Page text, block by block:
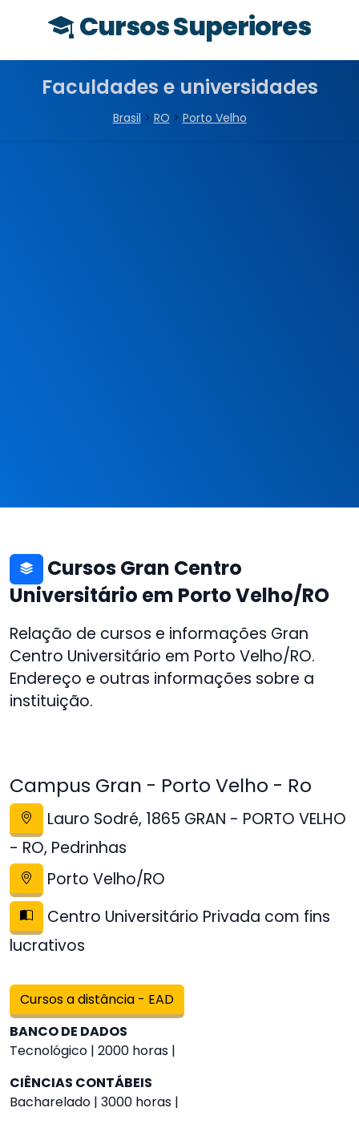
Cursos Superiores
Faculdades e universidades
Brasil > RO > Porto Velho
Cursos Gran Centro
Universitário em Porto Velho/RO
Relação de cursos e informações Gran
Centro Universitário em Porto Velho/RO.
Endereço e outras informações sobre a
instituição.
Campus Gran - Porto Velho - Ro
Lauro Sodré, 1865 GRAN - PORTO VELHO
- RO, Pedrinhas
Porto Velho/RO
Centro Universitário Privada com fins
lucrativos
Cursos a distância - EAD
BANCO DE DADOS
Tecnológico | 2000 horas |
CIÊNCIAS CONTÁBEIS
Bacharelado | 3000 horas |